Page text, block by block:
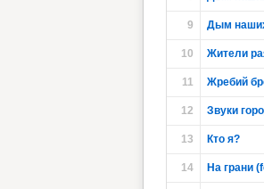
9 Дым
10 Жители
11 Жребий
12 Звуки
13 Кто я?
14 На грани